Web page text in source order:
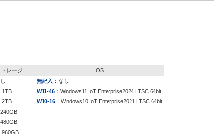
レージ
OS
無記入 ：なし
1TB
W11-46 ：Windows11 IoT Enterprise2024 LTSC 64bit
2TB
W10-16 ：Windows10 IoT Enterprise2021 LTSC 64bit
960GB